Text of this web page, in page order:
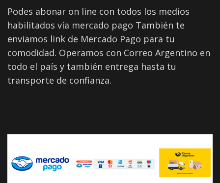
Podes abonar on line con todos los medios
habilitados vía mercado pago También te
enviamos link de Mercado Pago para tu
comodidad. Operamos con Correo Argentino en
todo el país y también entrega hasta tu
transporte de confianza.